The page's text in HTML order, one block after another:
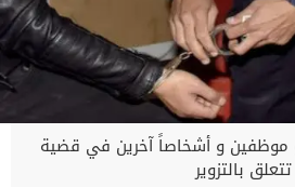
موظفين و أشخاصاً آخرين في قضية
تتعلق بالتزوير